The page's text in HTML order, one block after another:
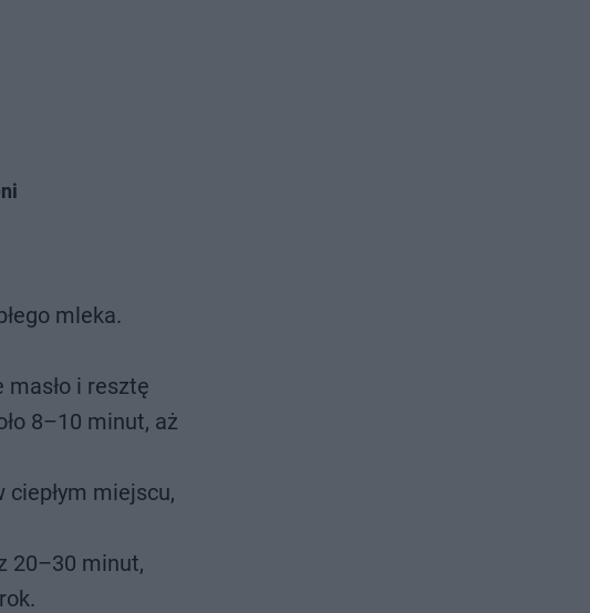
mleka.
masło i resztę
8–10 minut, aż
miejscu,
20–30 minut,